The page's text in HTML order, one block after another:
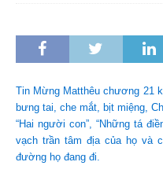
Tin Mừng Matthêu chương 21
bưng tai, che mắt, bịt miệng,
“Hai người con”, “Những tá
vạch trần tâm địa của họ và
đường họ đang đi.